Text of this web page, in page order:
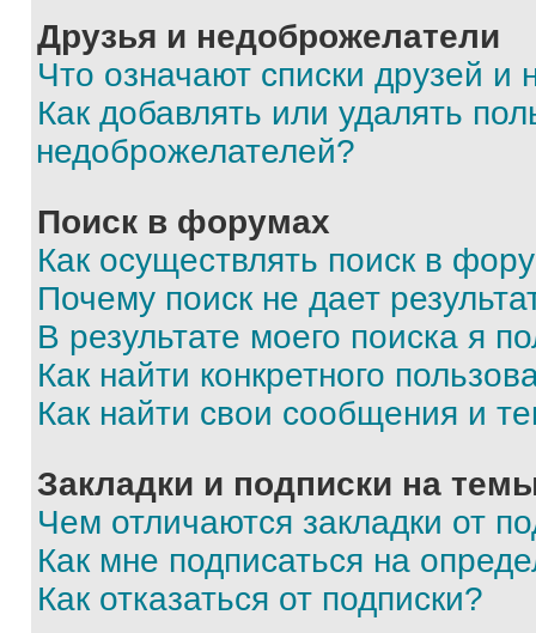
Друзья и недоброжелатели
Что означают списки друзей и
Как добавлять или удалять
недоброжелателей?
Поиск в форумах
Как осуществлять поиск в
Почему поиск не дает
В результате моего поиска я
Как найти конкретного
Как найти свои сообщения и
Закладки и подписки на
Чем отличаются закладки от
Как мне подписаться на
Как отказаться от подписки?